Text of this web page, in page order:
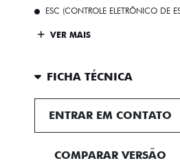
ESC (CONTROLE ELETRÔNICO DE
VER MAIS
FICHA TÉCNICA
ENTRAR EM CONTATO
COMPARAR VERSÃO